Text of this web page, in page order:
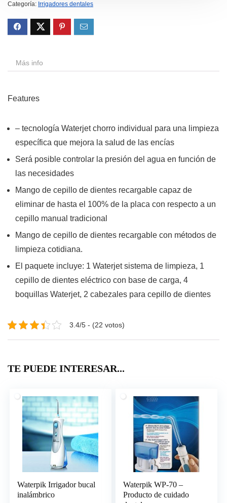
Categoría: Irrigadores dentales
Más info
Features
– tecnología Waterjet chorro individual para una limpieza
específica que mejora la salud de las encías
Será posible controlar la presión del agua en función de
las necesidades
Mango de cepillo de dientes recargable capaz de
eliminar de hasta el 100% de la placa con respecto a un
cepillo manual tradicional
Mango de cepillo de dientes recargable con métodos de
limpieza cotidiana.
El paquete incluye: 1 Waterjet sistema de limpieza, 1
cepillo de dientes eléctrico con base de carga, 4
boquillas Waterjet, 2 cabezales para cepillo de dientes
3.4/5 - (22 votos)
TE PUEDE INTERESAR...
Waterpik Irrigador bucal
inalámbrico
Waterpik WP-70 –
Producto de cuidado